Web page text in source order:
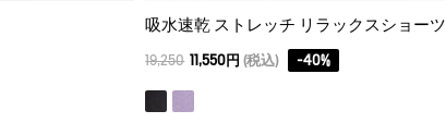
吸水速乾 ストレッチ リラックスショーツ
19,250 11,550円 (税込) -40%